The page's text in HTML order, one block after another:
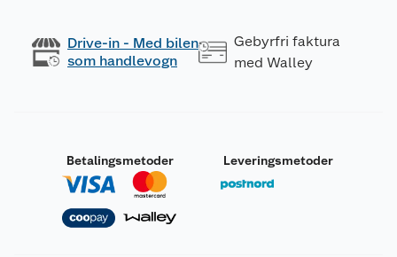
Drive-in - Med bilen
som handlevogn
Gebyrfri faktura
med Walley
Betalingsmetoder Leveringsmetoder